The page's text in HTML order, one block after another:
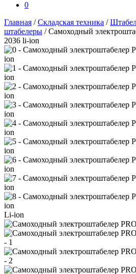
0
Главная /Складская техника /
штабелеры /Самоходный
2036 li-ion
Li-ion